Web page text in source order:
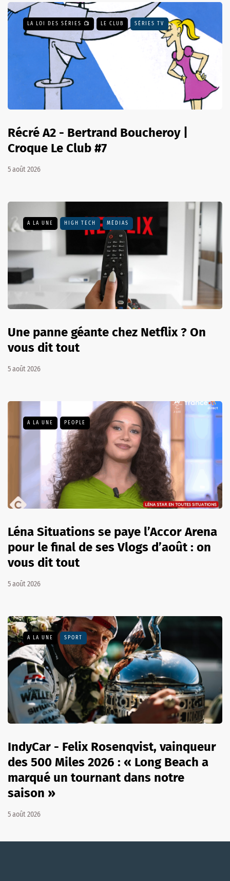
LA LOI DES SÉRIES 📺 LE CLUB SÉRIES TV
Récré A2 - Bertrand Boucheroy |
Croque Le Club #7
5 août 2026
A LA UNE HIGH TECH MÉDIAS
Une panne géante chez Netflix ? On
vous dit tout
5 août 2026
A LA UNE PEOPLE
Léna Situations se paye l’Accor Arena
pour le final de ses Vlogs d’août : on
vous dit tout
5 août 2026
A LA UNE SPORT
IndyCar - Felix Rosenqvist, vainqueur
des 500 Miles 2026 : « Long Beach a
marqué un tournant dans notre
saison »
5 août 2026